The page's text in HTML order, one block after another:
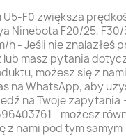
U5-F0 zwiększa
Ninebota F20/25, F30/
h - Jeśli nie znalazłeś
lub masz pytania
możesz się z nami
na WhatsApp, aby
na Twoje zapytania
- możesz
z nami pod tym samym